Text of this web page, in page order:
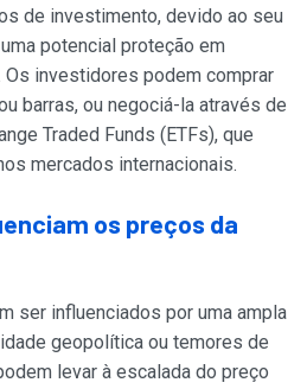
de investimento, devido ao seu
potencial proteção em
investidores podem comprar
barras, ou negociá-la através de
Traded Funds (ETFs), que
mercados internacionais.
os preços da
ser influenciados por uma ampla
geopolítica ou temores de
levar à escalada do preço